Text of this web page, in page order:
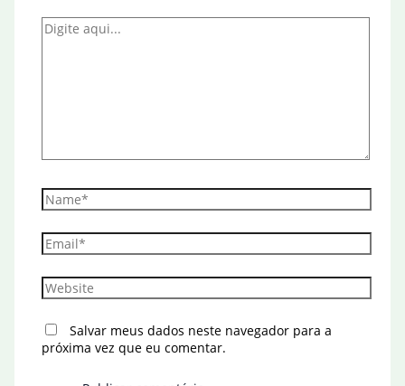
Digite
aqui...
Name*
Email*
Website
Salvar meus dados neste navegador para a
próxima vez que eu comentar.